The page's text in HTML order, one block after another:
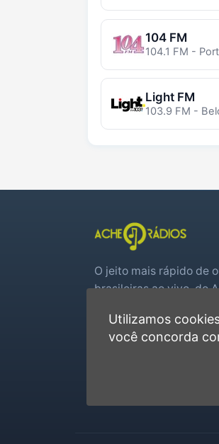
104 FM
104.1 FM -
Light FM
103.9 FM -
O jeito mais rápido de
brasileiras ao vivo, do
real.Utilizamos
você concorda